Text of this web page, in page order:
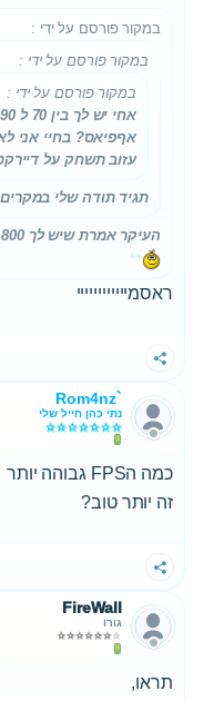
במקור פורסם על ידי :
במקור פורסם על ידי :
במקור פורסם על ידי :
אףפיאס? בחיי אני
עזוב תשחק על
תגיד תודה שלי במקרים
העיקר אמרת שיש לך 800 FPS ואתה לא מתלונן...
ראסמיייייייייייי
שתף
Rom4nz`
נתי כהן חייל שלי
כמה הFPS גבוהה יותר
זה יותר טוב?
שתף
FireWall
גורו
תראו,